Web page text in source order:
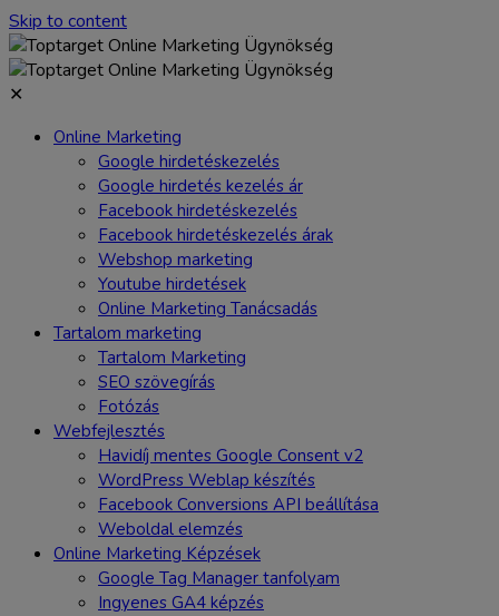
Skip to content
✕
Online Marketing
Google hirdetéskezelés
Google hirdetés kezelés ár
Facebook hirdetéskezelés
Facebook hirdetéskezelés árak
Webshop marketing
Youtube hirdetések
Online Marketing Tanácsadás
Tartalom marketing
Tartalom Marketing
SEO szövegírás
Fotózás
Webfejlesztés
Havidíj mentes Google Consent v2
WordPress Weblap készítés
Facebook Conversions API beállítása
Weboldal elemzés
Online Marketing Képzések
Google Tag Manager tanfolyam
Ingyenes GA4 képzés